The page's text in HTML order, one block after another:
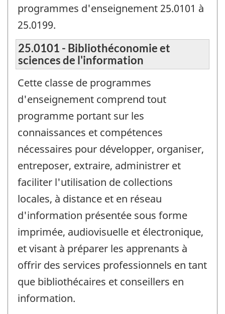
programmes d'enseignement 25.0101 à
25.0199.
25.0101 - Bibliothéconomie et
sciences de l'information
Cette classe de programmes
d'enseignement comprend tout
programme portant sur les
connaissances et compétences
nécessaires pour développer, organiser,
entreposer, extraire, administrer et
faciliter l'utilisation de collections
locales, à distance et en réseau
d'information présentée sous forme
imprimée, audiovisuelle et électronique,
et visant à préparer les apprenants à
offrir des services professionnels en tant
que bibliothécaires et conseillers en
information.